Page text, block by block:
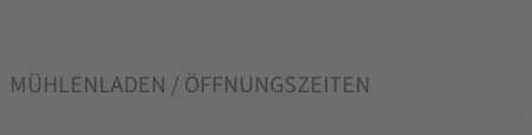
MÜHLENLADEN / ÖFFNUNGSZEITEN